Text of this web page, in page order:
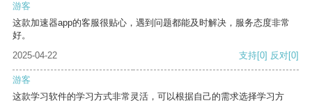
游客
这款加速器app的客服很贴心，遇到问题都能及时解决，服务态度非常
好。
2025-04-22
支持[0] 反对[0]
游客
这款学习软件的学习方式非常灵活，可以根据自己的需求选择学习方